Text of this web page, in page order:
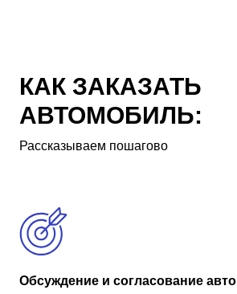
КАК ЗАКАЗАТЬ
АВТОМОБИЛЬ:
Рассказываем пошагово
Обсуждение и согласование